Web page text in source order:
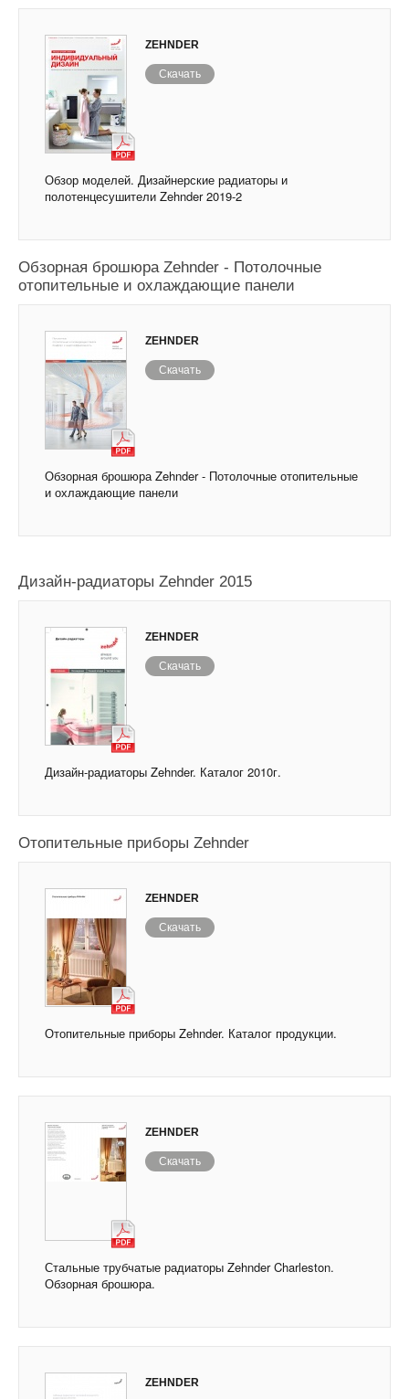
ZEHNDER
Скачать
Обзор моделей. Дизайнерские радиаторы и
полотенцесушители Zehnder 2019-2
Обзорная брошюра Zehnder - Потолочные
отопительные и охлаждающие панели
ZEHNDER
Скачать
Обзорная брошюра Zehnder - Потолочные отопительные
и охлаждающие панели
Дизайн-радиаторы Zehnder 2015
ZEHNDER
Скачать
Дизайн-радиаторы Zehnder. Каталог 2010г.
Отопительные приборы Zehnder
ZEHNDER
Скачать
Отопительные приборы Zehnder. Каталог продукции.
ZEHNDER
Скачать
Стальные трубчатые радиаторы Zehnder Charleston.
Обзорная брошюра.
ZEHNDER